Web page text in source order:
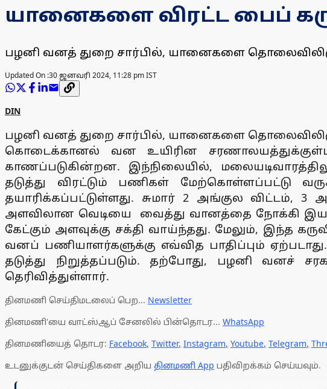
யானைகளை விரட்ட பைப்
பழனி வனத் துறை சார்பில், யானைகளை
Updated On :30 ஜனவரி 2024, 11:28 pm IST
DIN
பழனி வனத் துறை சார்பில், யானைகளை
கொடைக்கானல் வன உயிரின
காணப்படுகின்றன. இந்நிலையில்,
தடுத்து விரட்டும் பணிகள் மேற்கொள்ளப்பட்டு
தயாரிக்கப்பட்டுள்ளது. சுமார் 2 அங்குல விட்டம், 3
அளவிலான வெடியை வைத்து வானத்தை நோக்கி
கேட்கும் அளவுக்கு சக்தி வாய்ந்தது. மேலும், இந்த
வனப் பணியாளர்களுக்கு எவ்வித பாதிப்பும்
தடுத்து நிறுத்தப்படும். தற்போது, பழனி வனச்
தெரிவித்துள்ளார்.
தினமணி செய்திமடலைப் பெற... Newsletter
தினமணி'யை வாட்ஸ்ஆப் சேனலில் பின்தொடர... WhatsApp
தினமணியைத் தொடர: Facebook, Twitter, Instagram, Youtube, Telegram,
உடனுக்குடன் செய்திகளை அறிய தினமணி App பதிவிறக்கம் செய்யவும்.